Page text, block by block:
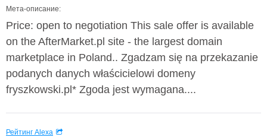
Мета-описание:
Price: open to negotiation This sale offer is available
on the AfterMarket.pl site - the largest domain
marketplace in Poland.. Zgadzam się na przekazanie
podanych danych właścicielowi domeny
fryszkowski.pl* Zgoda jest wymagana....
Рейтинг Alexa